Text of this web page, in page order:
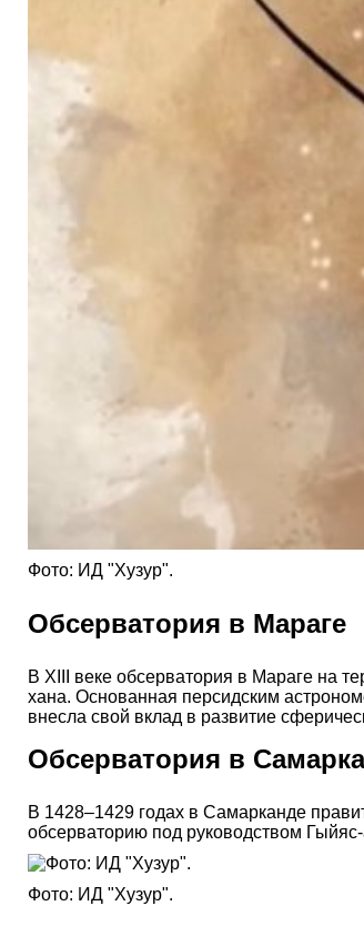
Фото: ИД "Хузур".
Обсерватория в Мараге
В XIII веке обсерватория в Мараге на
хана. Основанная персидским
внесла свой вклад в развитие
Обсерватория в
В 1428–1429 годах в Самарканде
обсерваторию под руководством
Фото: ИД "Хузур".